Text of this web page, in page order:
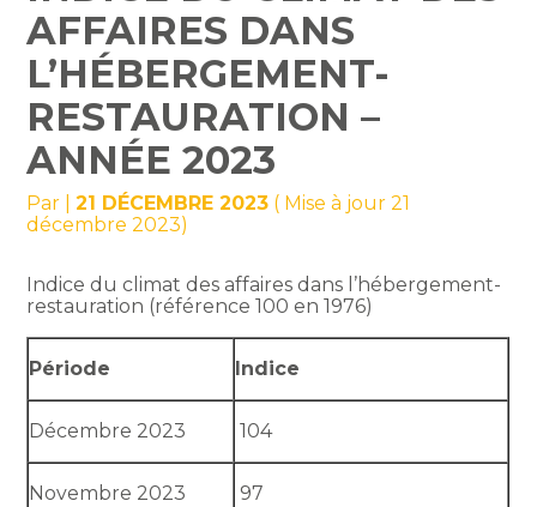
AFFAIRES DANS
L’HÉBERGEMENT-
RESTAURATION –
ANNÉE 2023
Par |21 DÉCEMBRE 2023 ( Mise à jour 21
décembre 2023)
Indice du climat des affaires dans l’hébergement-
restauration (référence 100 en 1976)
Période Indice
Décembre 2023 104
Novembre 2023 97